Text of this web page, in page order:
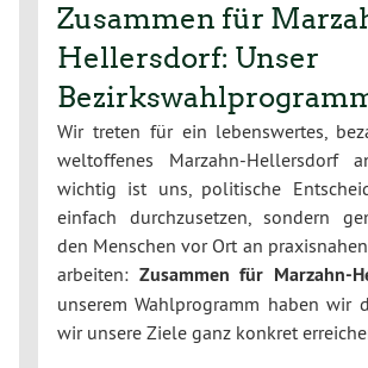
Zusammen für
Hellersdorf: Unser
Wir treten für ein lebenswertes,
weltoffenes Marzahn-Hellersdorf
wichtig ist uns, politische
einfach durchzusetzen, sondern
den Menschen vor Ort an
arbeiten: Zusammen für Marzahn-
unserem Wahlprogramm haben wir
wir unsere Ziele ganz konkret